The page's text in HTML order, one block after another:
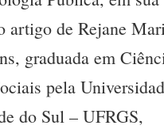
artigo de Rejane
graduada em
pela
do Sul – UFRGS,